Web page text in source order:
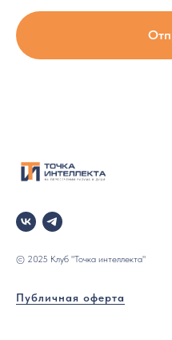
© 2025 Клуб "Точка интеллекта"
Публичная оферта